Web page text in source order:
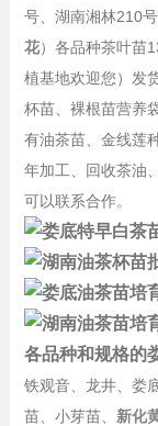
号、湖南湘林210
花）各品种茶叶苗
植基地欢迎您）发
杯苗、裸根苗营养
有油茶苗、金线莲
年加工、回收茶油
可以联系合作。
各品种和规格的
铁观音、龙井、娄
苗、小芽苗、 新化